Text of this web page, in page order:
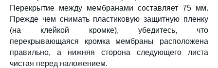
Перекрытие между мембранами составляет 75 мм.
Прежде чем снимать пластиковую защитную пленку
(на клейкой кромке), убедитесь, что
перекрывающаяся кромка мембраны расположена
правильно, а нижняя сторона следующего листа
чистая перед наложением.